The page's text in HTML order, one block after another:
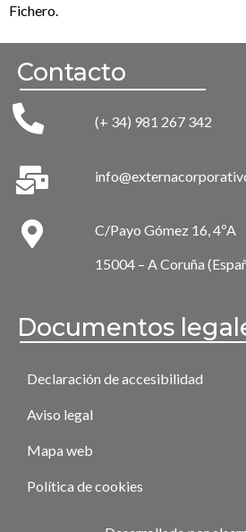
Fichero.
Contacto
(+ 34) 981 267 342
C/Payo Gómez 16, 4ºA
15004 – A Coruña
Documentos
Declaración de accesibilidad
Aviso legal
Mapa web
Política de cookies